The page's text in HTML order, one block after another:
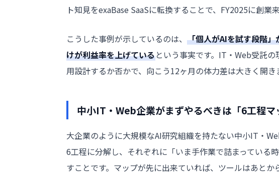
ト知見をexaBase SaaSに転換することで、FY2025に創業
こうした事例が示しているのは、 「個人がAIを試す段階
けが利益率を上げているという事実です。IT・Web受託
用設計するか否かで、向こう12ヶ月の体力差は大きく開き
中小IT・Web企業がまずやるべきは「6工程マ
大企業のように大規模なAI研究組織を持たない中小IT・
6工程に分解し、それぞれに「いま手作業で詰まっている
すことです。マップが先に出来ていれば、ツールはあとか